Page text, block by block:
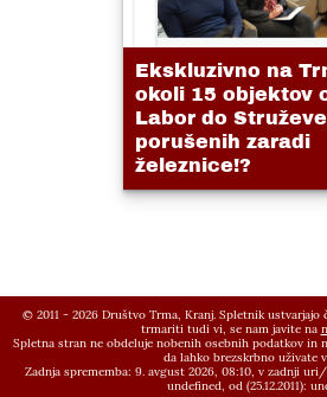
Ekskluzivno na
okoli 15 objektov
Labor do
porušenih zaradi
železnice!?
© 2011 - 2026 Društvo Trma, Kranj. Spletnik
trmariti tudi vi, se nam javite na
Spletna stran ne obdeluje nobenih osebnih podatkov in
da lahko brezskrbno uživate
Zadnja sprememba: 9. avgust 2026, 08:10, v zadnji uri/
undefined, od (25.12.2011):